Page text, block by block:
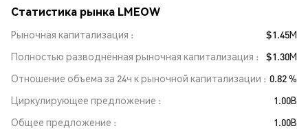
Статистика рынка LMEOW
Рыночная капитализация
$1.45M
Полностью разводнённая рыночная капитализация
$1.30M
Отношение объема за 24ч к рыночной капитализации
0.82 %
Циркулирующее предложение
1.00B
Общее предложение
1.00B